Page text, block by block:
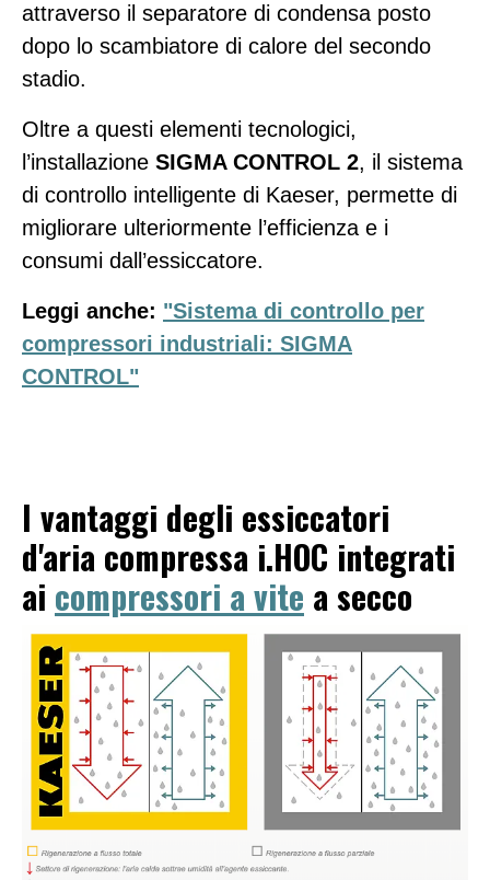
attraverso il separatore di condensa posto
dopo lo scambiatore di calore del secondo
stadio.
Oltre a questi elementi tecnologici,
l’installazione SIGMA CONTROL 2, il sistema
di controllo intelligente di Kaeser, permette di
migliorare ulteriormente l’efficienza e i
consumi dall’essiccatore.
Leggi anche: "Sistema di controllo per
compressori industriali: SIGMA
CONTROL"
I vantaggi degli essiccatori
d'aria compressa i.HOC integrati
ai compressori a vite a secco